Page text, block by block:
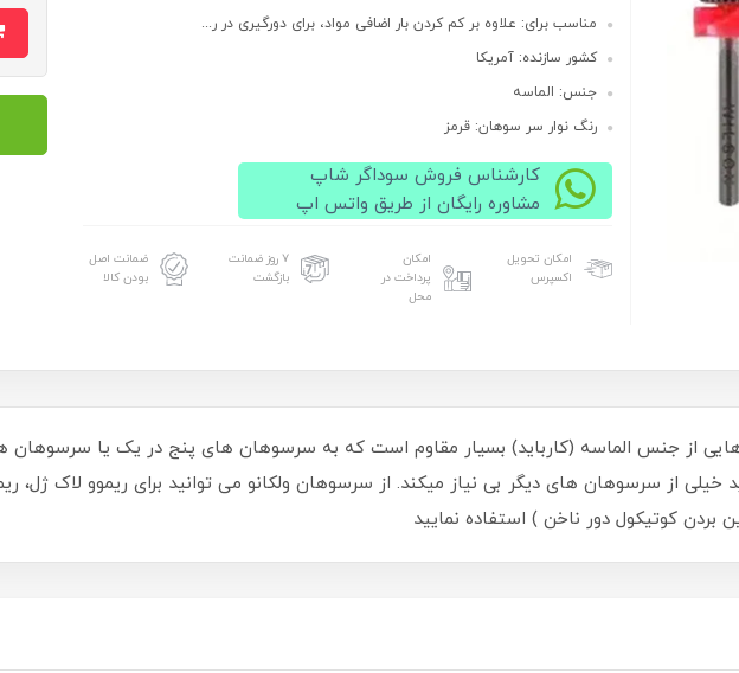
مناسب برای: علاوه بر کم کردن بار اضافی مواد، برای دورگیری در ر...
کشور سازنده: آمریکا
جنس: الماسه
رنگ نوار سر سوهان: قرمز
کارشناس فروش سوداگر شاپ
مشاوره رایگان از طریق واتس اپ
امکان تحویل
اکسپرس
امکان
پرداخت در
محل
۷ روز ضمانت
بازگشت
ضمانت اصل
بودن کالا
از جنس الماسه (کارباید) بسیار مقاوم است که به سرسوهان های پنج در یک یا سرسوهان
خیلی از سرسوهان های دیگر بی نیاز میکند. از سرسوهان ولکانو می توانید برای ریموو لاک ژل،
بردن کوتیکول دور ناخن ) استفاده نمایید